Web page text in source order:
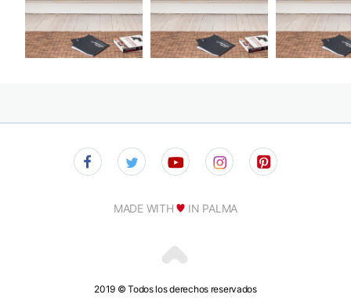
2019 © Todos los derechos reservados
MADE WITH IN PALMA